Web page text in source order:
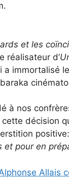
et les
réalisateur d’
a immortalisé
à nos
décision
pour en